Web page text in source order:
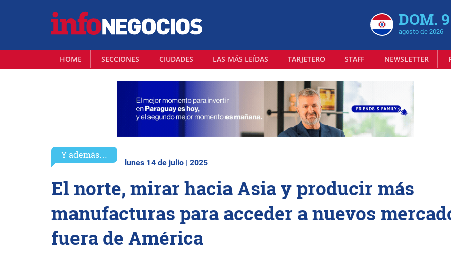
DOM. 9
agosto de 2026
HOME SECCIONES CIUDADES LAS MÁS LEÍDAS TARJETERO STAFF NEWSLETTER
Y además…
lunes 14 de julio | 2025
El norte, mirar hacia Asia y producir más
manufacturas para acceder a nuevos
fuera de América